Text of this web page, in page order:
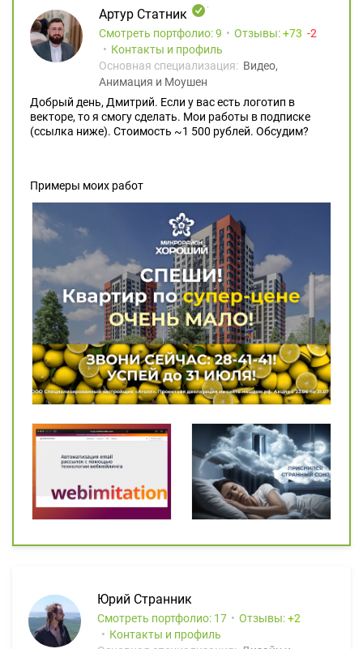
Артур Статник
Смотреть портфолио: 9 Отзывы: 73
2
Контакты и профиль
Основная специализация: Видео,
Анимация и Моушен
Добрый день, Дмитрий. Если у вас есть логотип в
векторе, то я смогу сделать. Мои работы в подписке
(ссылка ниже). Стоимость ~1 500 рублей. Обсудим?
Примеры моих работ
Юрий Странник
Смотреть портфолио: 17 Отзывы:
2
Контакты и профиль